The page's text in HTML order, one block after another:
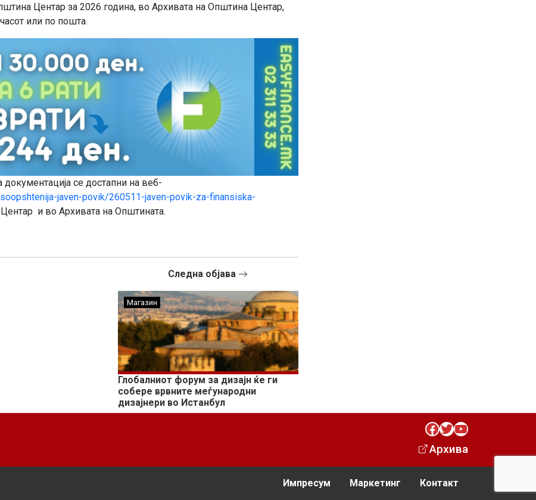
Центар за 2026 година, во Архивата на Општина Центар,
или по пошта.
се достапни на веб-
javen-povik/260511-javen-povik-za-finansiska-
и во Архивата на Општината.
Следна објава
Магазин
Глобалниот форум за дизајн ќе ги
собере врвните меѓународни
дизајнери во Истанбул
Facebook Twitter YouTube
Архива
Импресум Маркетинг Контакт